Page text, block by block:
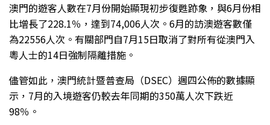
澳門的遊客人數在7月份開始顯現初步復甦跡象，與6月份相
比增長了228.1％，達到74,006人次。6月的訪澳遊客數僅
為22556人次。有關部門自7月15日取消了對所有從澳門入
粵人士的14日強制隔離措施。
儘管如此，澳門統計暨普查局（DSEC）週四公佈的數據顯
示，7月的入境遊客仍較去年同期的350萬人次下跌近
98％。